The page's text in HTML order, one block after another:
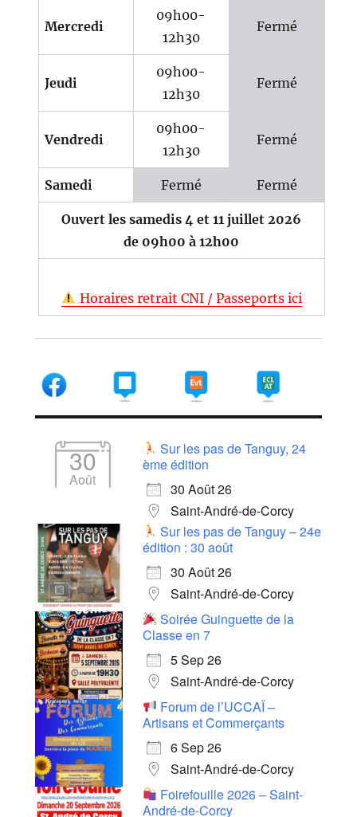
Mercredi
09h00-
12h30
Fermé
Jeudi
09h00-
12h30
Fermé
Vendredi
09h00-
12h30
Fermé
Samedi Fermé Fermé
Ouvert les samedis 4 et 11 juillet 2026
de 09h00 à 12h00
Horaires retrait CNI / Passeports ici
30
Août
Sur les pas de Tanguy, 24
ème édition
30 Août 26
Saint-André-de-Corcy
Sur les pas de Tanguy – 24e
édition : 30 août
30 Août 26
Saint-André-de-Corcy
Soirée Guinguette de la
Classe en 7
5 Sep 26
Saint-André-de-Corcy
Forum de l’UCCAÏ –
Artisans et Commerçants
6 Sep 26
Saint-André-de-Corcy
Foirefouille 2026 – Saint-
André-de-Corcy